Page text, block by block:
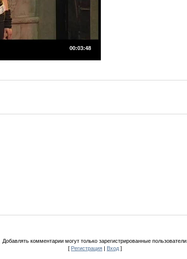
00:03:48
Добавлять комментарии могут только зарегистрированные пользователи.
[ Регистрация | Вход ]